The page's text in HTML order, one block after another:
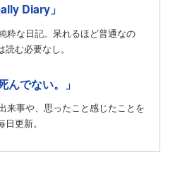
Diary」
粋な日記。呆れるほど普通なの
む必要なし。
んでない。」
来事や、思ったこと感じたことを
更新。